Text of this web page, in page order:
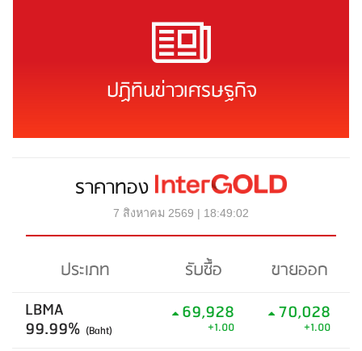
ปฏิทินข่าวเศรษฐกิจ
ราคาทอง
7 สิงหาคม 2569 | 18:49:02
ประเภท รับซื้อ
ขายออก
LBMA
99.99% (Baht)
69,928
+1.00
70,028
+1.00